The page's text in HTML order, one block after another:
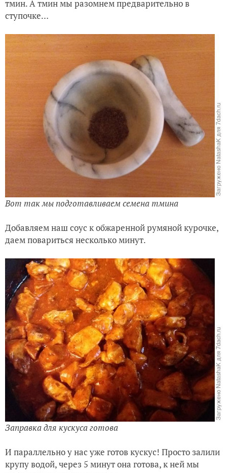
ступочке…
Вот так мы подготавливаем семена тмина
Добавляем наш соус к обжаренной румяной курочке,
даем повариться несколько минут.
Заправка для кускуса готова
И параллельно у нас уже готов кускус! Просто залили
крупу водой, через 5 минут она готова, к ней мы